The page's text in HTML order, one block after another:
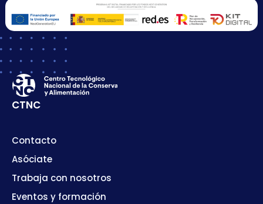
CTNC
Contacto
Asóciate
Trabaja con nosotros
Eventos y formación